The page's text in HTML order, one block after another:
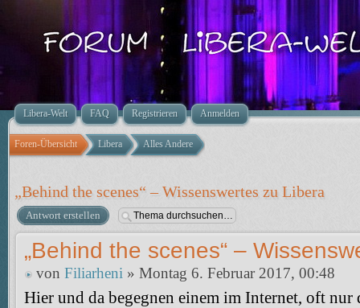
Libera-Welt FAQ Registrieren Anmelden
Foren-Übersicht Libera Alles Andere
„Behind the scenes“ – Wissenswertes zu Libera
Antwort erstellen
„Behind the scenes“ –
von Filiarheni » Montag 6. Februar 2017, 00:48
Hier und da begegnen einem im Internet, oft